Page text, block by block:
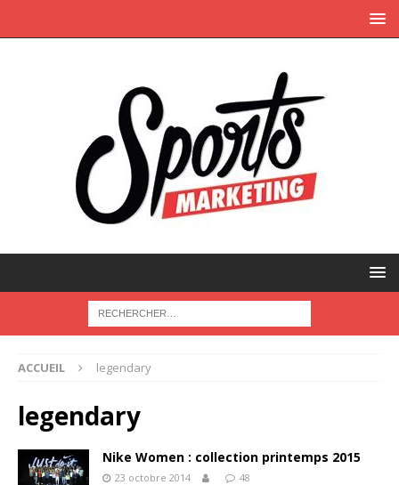
ACCUEIL legendary
legendary
Nike Women : collection printemps 2015
23 octobre 2014 48